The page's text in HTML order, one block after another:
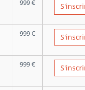
999€
999€
999€